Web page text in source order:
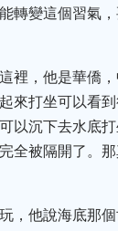
轉變這個習氣
裡，他是華僑
來打坐可以看
以沉下去水底
全被隔開了。
，他說海底那